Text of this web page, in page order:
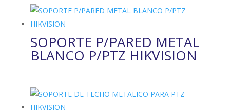
SOPORTE P/PARED METAL
BLANCO P/PTZ HIKVISION